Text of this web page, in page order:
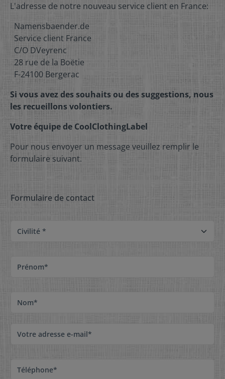
L'adresse de notre nouveau service client en France:
Namensbaender.de
Service client France
C/O DVeyrenc
28 rue de la Boëtie
F-24100 Bergerac
Si vous avez des souhaits ou des suggestions, nous
les recueillons volontiers.
Votre équipe de CoolClothingLabel
Pour nous envoyer un message veuillez remplir le
formulaire suivant.
Formulaire de contact
Civilité *
Prénom*
Nom*
Votre adresse e-mail*
Téléphone*